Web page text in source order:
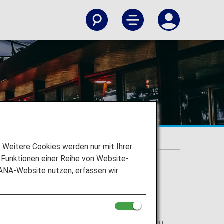
Cookies werden nur mit Ihrer
einer Reihe von Website-
Website nutzen, erfassen wir